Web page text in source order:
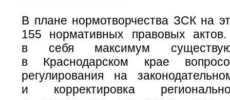
В плане нормотворчества ЗСК на
155 нормативных правовых
в себя максимум
в Краснодарском крае
регулирования на
и корректировка